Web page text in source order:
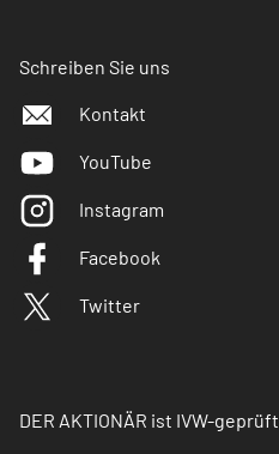
Schreiben Sie uns
Kontakt
YouTube
Instagram
Facebook
Twitter
DER AKTIONÄR ist IVW-geprüft